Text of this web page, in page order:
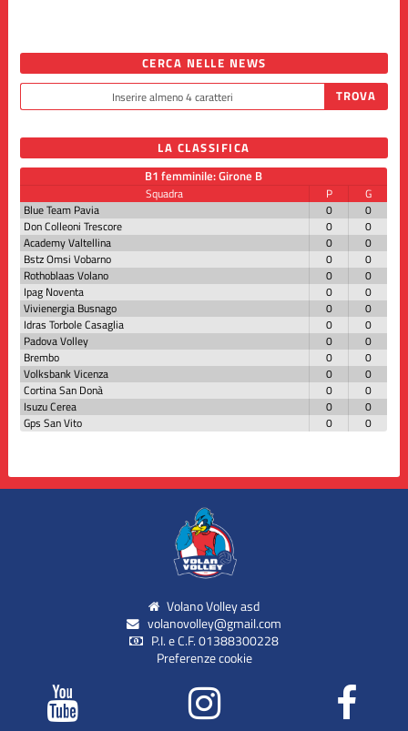
CERCA NELLE NEWS
LA CLASSIFICA
B1 femminile: Girone B
Squadra P
G
Blue Team Pavia
0
0
Don Colleoni Trescore
0
0
Academy Valtellina
0
0
Bstz Omsi Vobarno
0
0
Rothoblaas Volano
0
0
Ipag Noventa
0
0
Vivienergia Busnago
0
0
Idras Torbole Casaglia
0
0
Padova Volley
0
0
Brembo
0
0
Volksbank Vicenza
0
0
Cortina San Donà
0
0
Isuzu Cerea
0
0
Gps San Vito
0 0
Volano Volley asd
volanovolley@gmail.com
P.I. e C.F. 01388300228
Preferenze cookie